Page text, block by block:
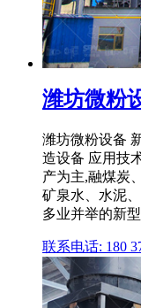
潍坊微粉
潍坊微粉设备
造设备 应用技
产为主,融煤炭
矿泉水、水泥
多业并举的新
联系电话: 180